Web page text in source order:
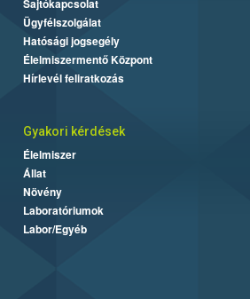
Sajtókapcsolat
Ügyfélszolgálat
Hatósági jogsegély
Élelmiszermentő Központ
Hírlevél feliratkozás
Gyakori kérdések
Élelmiszer
Állat
Növény
Laboratóriumok
Labor/Egyéb